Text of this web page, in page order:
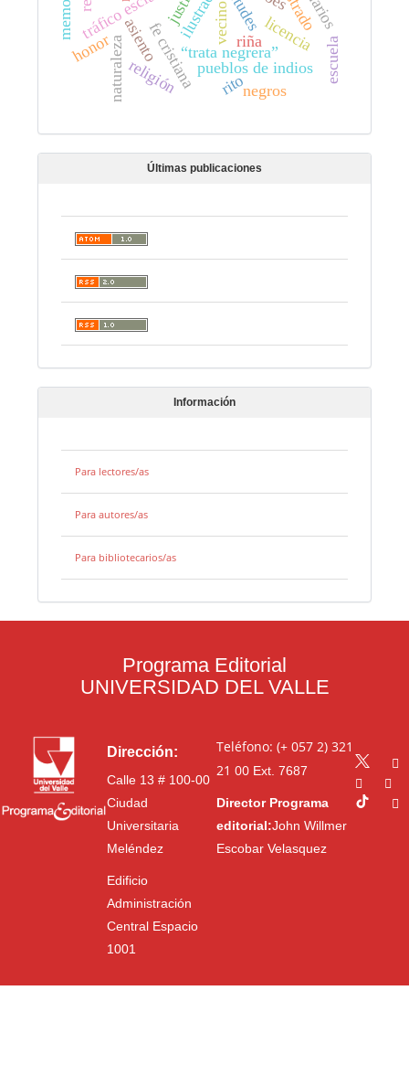
fe cristiana“trata negrera”
asiento licencia
pueblos de indios
naturaleza
vecino
honor riña escuela
religión ritonegros
Últimas publicaciones
Información
Para lectores/as
Para autores/as
Para bibliotecarios/as
Programa Editorial
UNIVERSIDAD DEL VALLE
Dirección:
Calle 13 # 100-00
Ciudad
Universitaria
Meléndez
Edificio
Administración
Central Espacio
1001
Teléfono: (+ 057 2) 321
21 00Ext. 7687
Director Programa
editorial:John Willmer
Escobar Velasquez